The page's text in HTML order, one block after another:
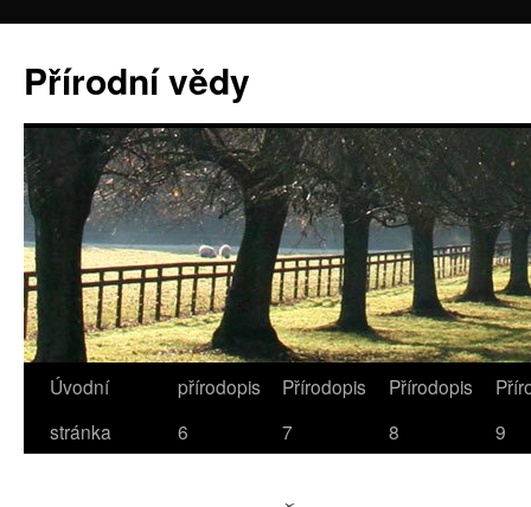
Přírodní vědy
Úvodní
stránka
přírodopis
6
Přírodopis
7
Přírodopis
8
9